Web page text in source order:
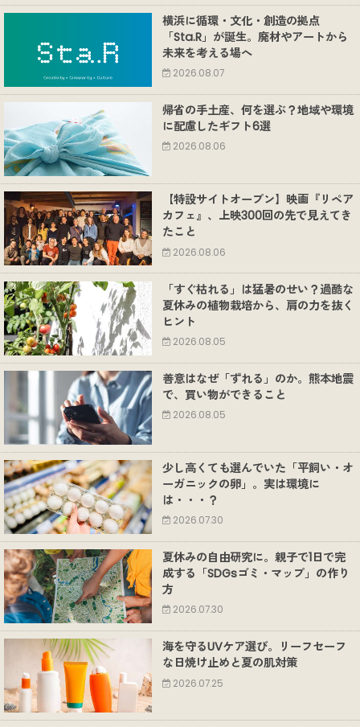
横浜に循環・文化・創造の拠点
「Sta.R」が誕生。廃材やアートから
未来を考える場へ
2026.08.07
帰省の手土産、何を選ぶ？地域や環境
に配慮したギフト6選
2026.08.06
【特設サイトオープン】映画『リペア
カフェ』、上映300回の先で見えてき
たこと
2026.08.06
「すぐ枯れる」は猛暑のせい？過酷な
夏休みの植物栽培から、肩の力を抜く
ヒント
2026.08.05
善意はなぜ「ずれる」のか。熊本地震
で、買い物ができること
2026.08.05
少し高くても選んでいた「平飼い・オ
ーガニックの卵」。実は環境に
は・・・？
2026.07.30
夏休みの自由研究に。親子で1日で完
成する「SDGsゴミ・マップ」の作り
方
2026.07.30
海を守るUVケア選び。リーフセーフ
な日焼け止めと夏の肌対策
2026.07.25